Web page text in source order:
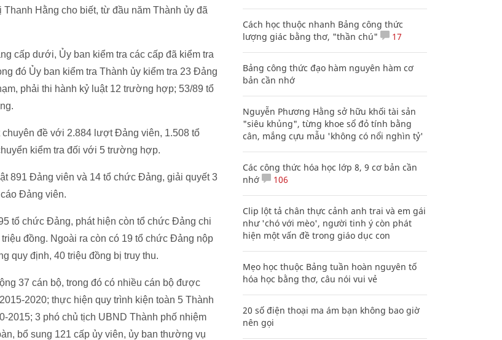
Thanh Hằng cho biết, từ đầu năm Thành ủy đã
cấp dưới, Ủy ban kiểm tra các cấp đã kiểm tra
đó Ủy ban kiểm tra Thành ủy kiểm tra 23 Đảng
phải thi hành kỷ luật 12 trường hợp; 53/89 tổ
đề với 2.884 lượt Đảng viên, 1.508 tổ
kiểm tra đối với 5 trường hợp.
891 Đảng viên và 14 tổ chức Đảng, giải quyết 3
Đảng viên.
tổ chức Đảng, phát hiện còn tổ chức Đảng chi
đồng. Ngoài ra còn có 19 tổ chức Đảng nộp
quy định, 40 triệu đồng bị truy thu.
37 cán bộ, trong đó có nhiều cán bộ được
2020; thực hiện quy trình kiện toàn 5 Thành
2015; 3 phó chủ tịch UBND Thành phố nhiệm
bổ sung 121 cấp ủy viên, ủy ban thường vụ
Cách học thuộc nhanh Bảng công thức
lượng giác bằng thơ, "thần chú"
17
Bảng công thức đạo hàm nguyên hàm cơ
bản cần nhớ
Nguyễn Phương Hằng sở hữu khối tài sản
"siêu khủng", từng khoe sổ đỏ tính bằng
cân, mắng cựu mẫu 'không có nổi nghìn tỷ'
Các công thức hóa học lớp 8, 9 cơ bản cần
nhớ
106
Clip lột tả chân thực cảnh anh trai và em gái
như 'chó với mèo', người tinh ý còn phát
hiện một vấn đề trong giáo dục con
Mẹo học thuộc Bảng tuần hoàn nguyên tố
hóa học bằng thơ, câu nói vui vẻ
20 số điện thoại ma ám bạn không bao giờ
nên gọi